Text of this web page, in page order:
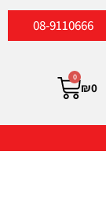
08-9110666
₪0
0